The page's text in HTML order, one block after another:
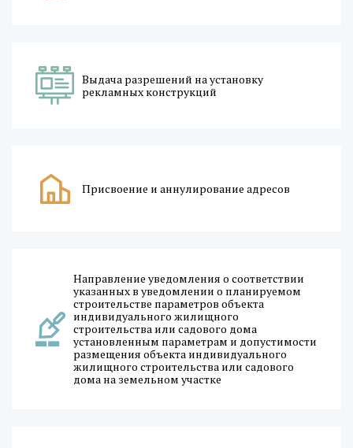
Выдача разрешений на установку
рекламных конструкций
Присвоение и аннулирование адресов
Направление уведомления о соответствии
указанных в уведомлении о планируемом
строительстве параметров объекта
индивидуального жилищного
строительства или садового дома
установленным параметрам и допустимости
размещения объекта индивидуального
жилищного строительства или садового
дома на земельном участке